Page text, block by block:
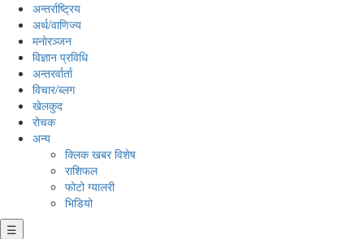
अन्तर्राष्ट्रिय
अर्थ/वाणिज्य
मनाेरञ्जन
विज्ञान प्रविधि
अन्तरर्वार्ता
विचार/ब्लग
खेलकुद
रोचक
अन्य
क्लिक खबर विशेष
राशिफल
फोटो ग्यालरी
भिडियो
☰